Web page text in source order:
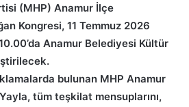
(MHP) Anamur İlçe
Kongresi, 11 Temmuz 2026
Anamur Belediyesi Kültür
bulunan MHP Anamur
tüm teşkilat mensuplarını,